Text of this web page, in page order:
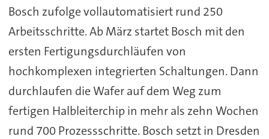
Bosch zufolge vollautomatisiert rund 250
Arbeitsschritte. Ab März startet Bosch mit den
ersten Fertigungsdurchläufen von
hochkomplexen integrierten Schaltungen. Dann
durchlaufen die Wafer auf dem Weg zum
fertigen Halbleiterchip in mehr als zehn Wochen
rund 700 Prozessschritte. Bosch setzt in Dresden